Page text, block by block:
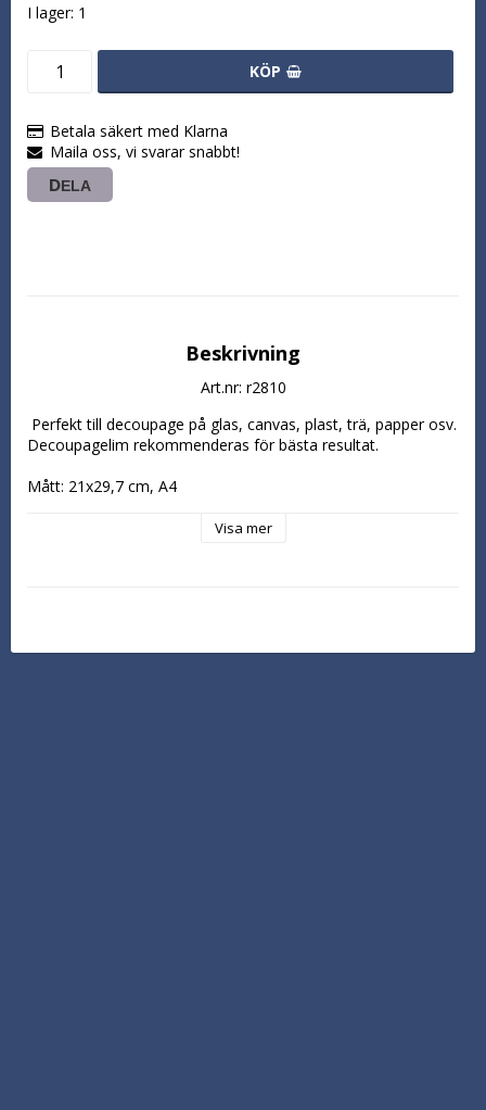
I lager: 1
KÖP
Betala säkert med Klarna
Maila oss, vi svarar snabbt!
DELA
Beskrivning
Art.nr: r2810
Decoupagelim rekommenderas för bästa resultat.
Mått: 21x29,7 cm, A4
Visa mer